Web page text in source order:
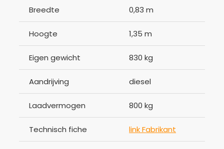
Breedte 0,83 m
Hoogte 1,35 m
Eigen gewicht 830 kg
Aandrijving diesel
Laadvermogen 800 kg
Technisch fiche link Fabrikant